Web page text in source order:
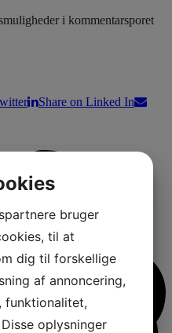
i kommentarsporet
Share on Linked In
bruger
til at
dig til forskellige
af annoncering,
funktionalitet,
oplysninger